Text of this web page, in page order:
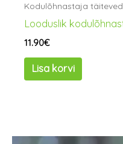
Kodulõhnastaja
Looduslik
11.90€
Lisa korvi